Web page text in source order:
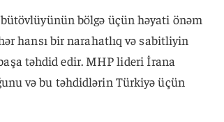
bölgə üçün həyati önəm
hansı bir narahatlıq və sabitliyin
təhdid edir. MHP lideri İrana
və bu təhdidlərin Türkiyə üçün